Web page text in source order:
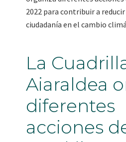
2022 para contribuir a
ciudadanía en el cambio
La
Aiaraldea
diferentes
acciones